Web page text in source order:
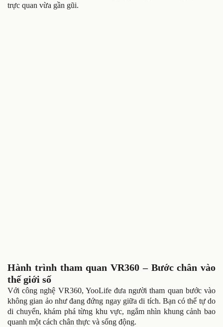
trực quan vừa gần gũi.
Hành trình tham quan VR360 – Bước chân vào
thế giới số
Với công nghệ VR360, YooLife đưa người tham quan bước vào
không gian ảo như đang đứng ngay giữa di tích. Bạn có thể tự do
di chuyển, khám phá từng khu vực, ngắm nhìn khung cảnh bao
quanh một cách chân thực và sống động.